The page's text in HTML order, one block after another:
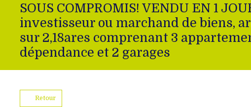
SOUS COMPROMIS! VENDU EN 1
investisseur ou marchand de biens,
sur 2,18ares comprenant 3
dépendance et 2 garages
Retour